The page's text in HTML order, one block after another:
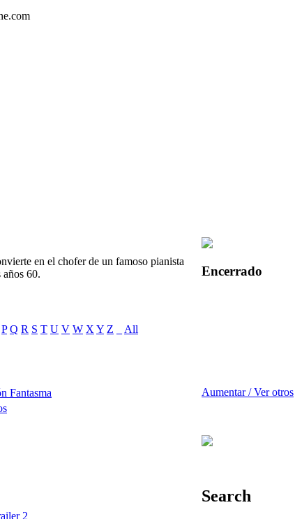
en el chofer de un famoso pianista
60.
P Q R S T U V W X Y Z
All
Fantasma
2
Encerrado
Aumentar / Ver otros
Search